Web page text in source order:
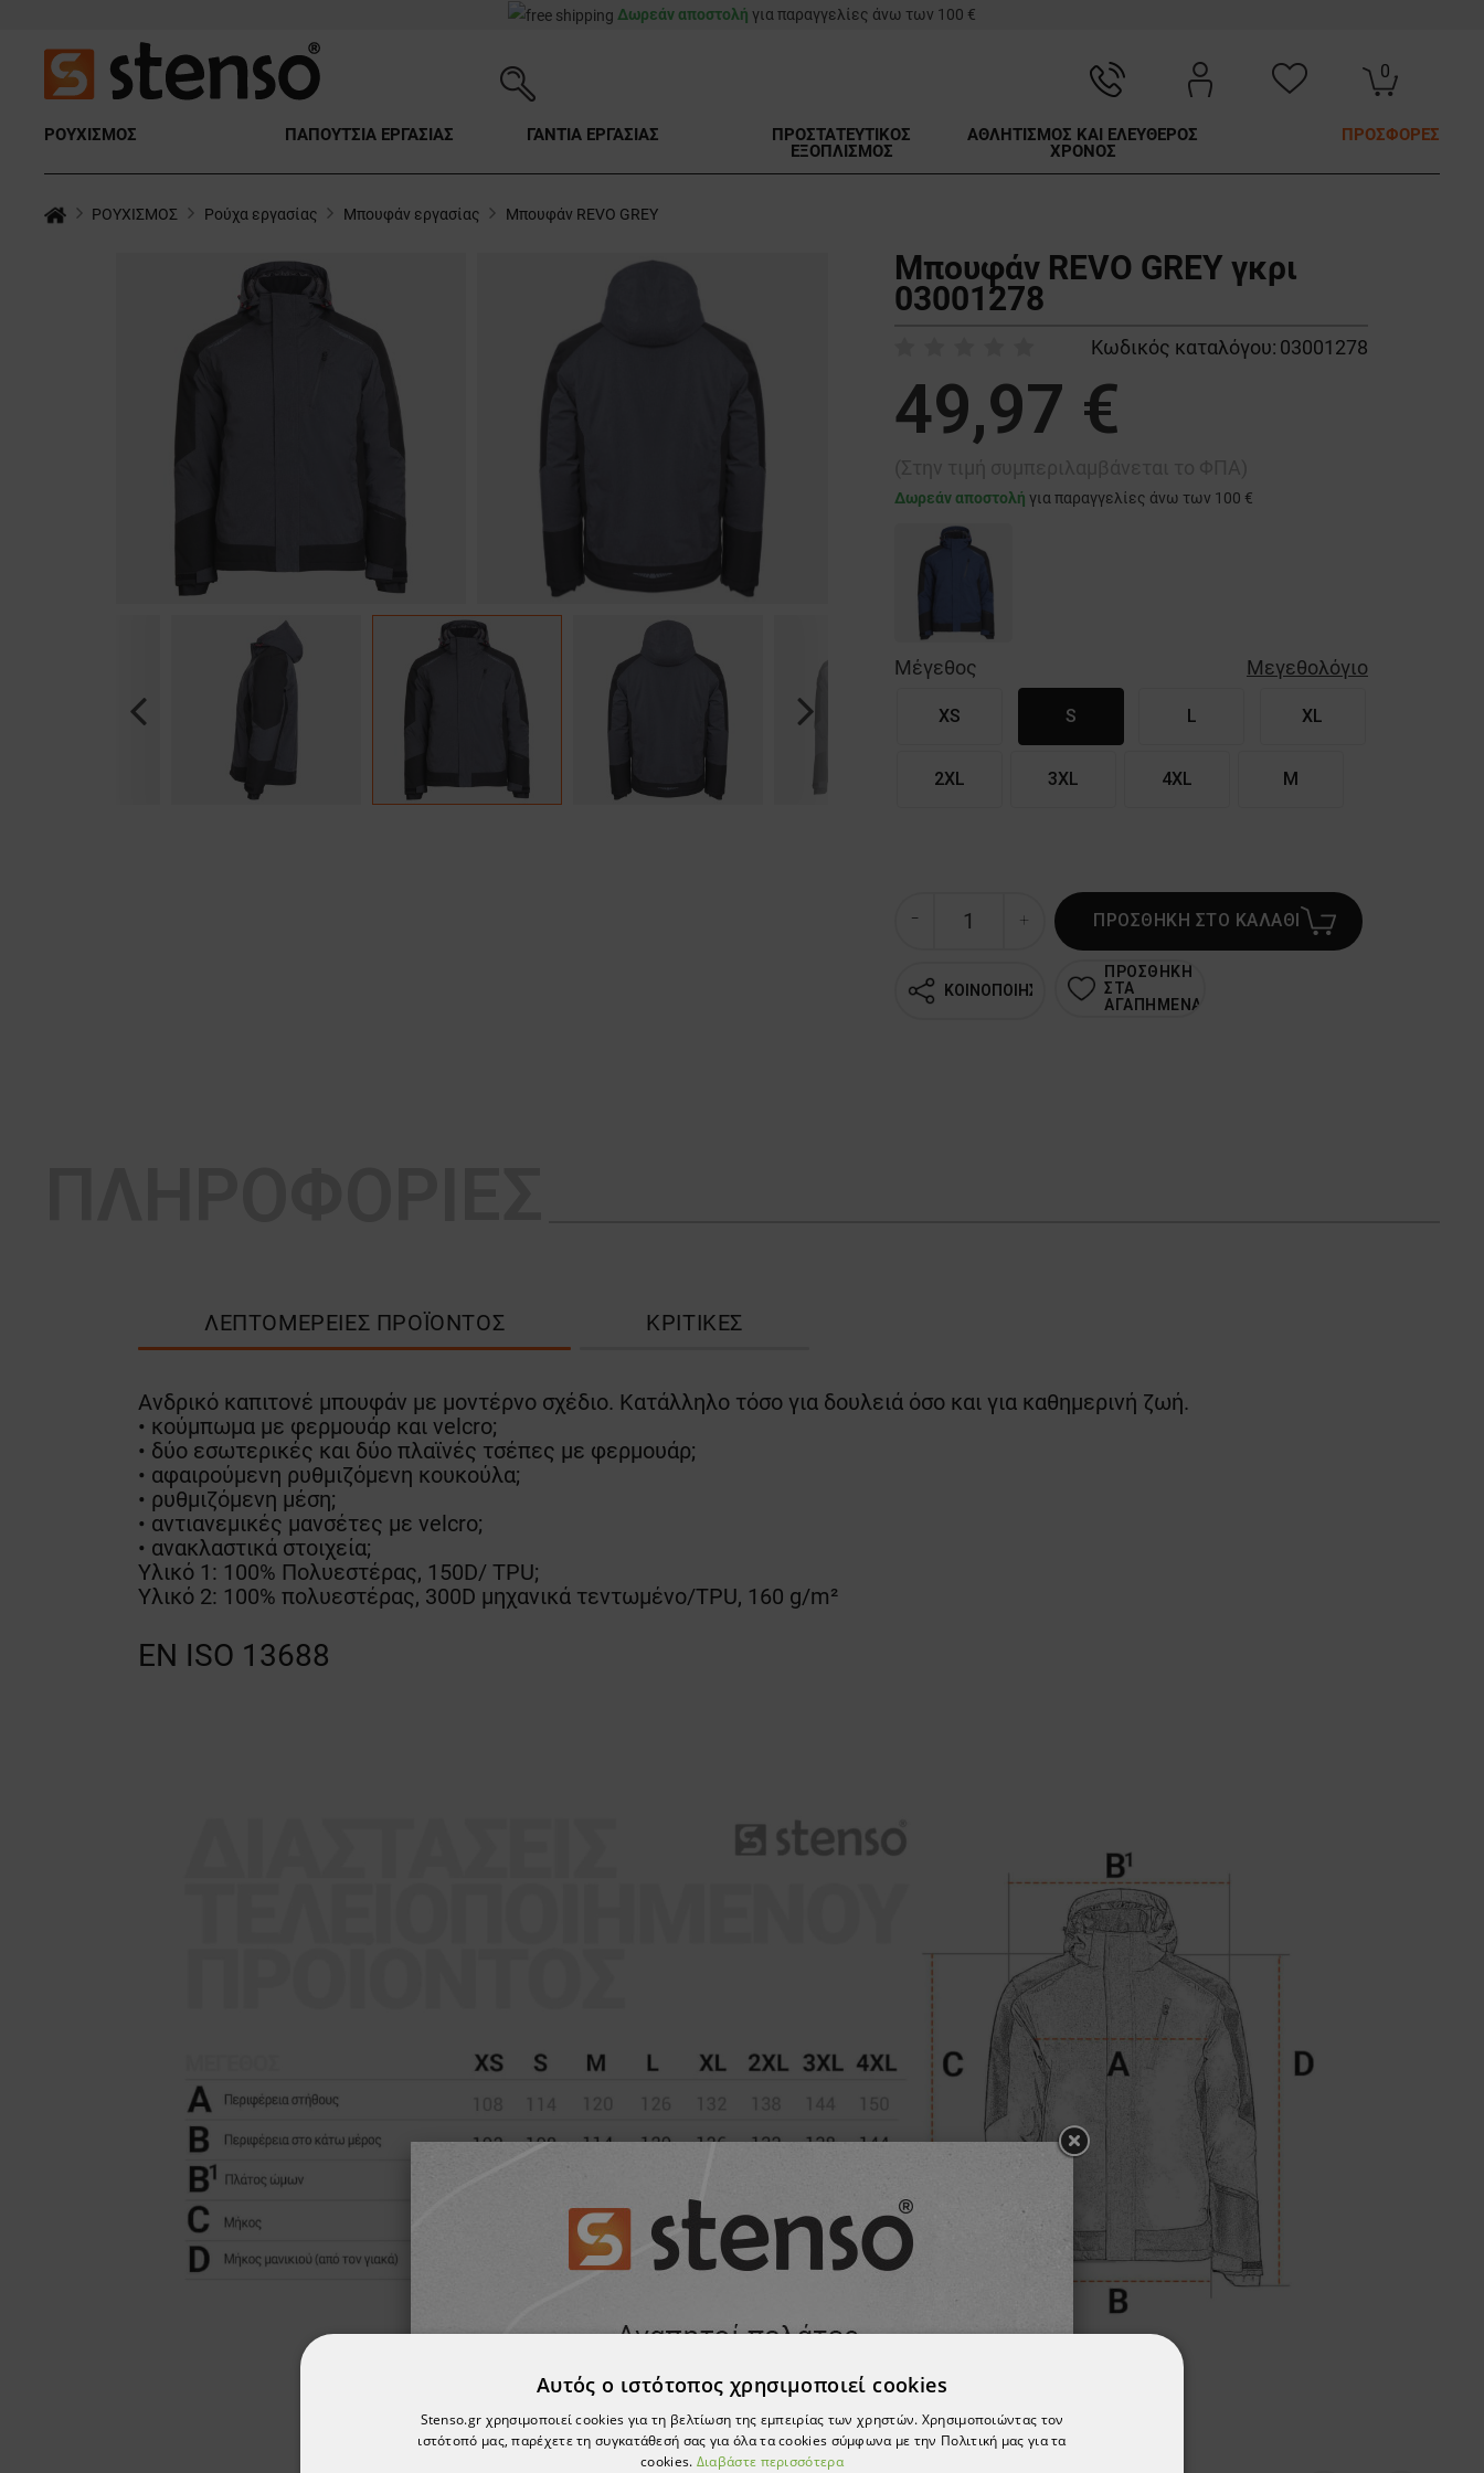
Δωρεάν αποστολή για παραγγελίες άνω των 100 €
0
ΡΟΥΧΙΣΜΟΣ ΠΑΠΟΥΤΣΙΑ ΕΡΓΑΣΙΑΣ ΓΑΝΤΙΑ ΕΡΓΑΣΙΑΣ
ΠΡΟΣΤΑΤΕΥΤΙΚΟΣ
ΕΞΟΠΛΙΣΜΟΣ
ΑΘΛΗΤΙΣΜΟΣ ΚΑΙ ΕΛΕΥΘΕΡΟΣ
ΧΡΟΝΟΣ
ΠΡΟΣΦΟΡΕΣ
ΡΟΥΧΙΣΜΟΣ Ρούχα εργασίας Μπουφάν εργασίας Μπουφάν REVO GREY
Previous Next
Μπουφάν REVO GREY γκρι
03001278
Κωδικός καταλόγου: 03001278
49,97 €
Δωρεάν αποστολή για παραγγελίες άνω των 100 €
Μέγεθος Μεγεθολόγιο
XS S L XL
2XL 3XL 4XL M
ΠΡΟΣΘΗΚΗ ΣΤΟ ΚΑΛΑΘΙ
ΚΟΙΝΟΠΟΙΗΣΗ
ΠΡΟΣΘΗΚΗ
ΣΤΑ
ΑΓΑΠΗΜΕΝΑ
ΛΕΠΤΟΜΈΡΕΙΕΣ ΠΡΟΪΌΝΤΟΣ ΚΡΙΤΙΚΈΣ
Ανδρικό καπιτονέ μπουφάν με μοντέρνο σχέδιο. Κατάλληλο τόσο για δουλειά όσο και για καθημερινή ζωή.
• κούμπωμα με φερμουάρ και velcro;
• δύο εσωτερικές και δύο πλαϊνές τσέπες με φερμουάρ;
• αφαιρούμενη ρυθμιζόμενη κουκούλα;
• ρυθμιζόμενη μέση;
• αντιανεμικές μανσέτες με velcro;
• ανακλαστικά στοιχεία;
Υλικό 1: 100% Πολυεστέρας, 150D/ TPU;
Υλικό 2: 100% πολυεστέρας, 300D μηχανικά τεντωμένο/TPU, 160 g/m²
EN ISO 13688
Αυτός ο ιστότοπος χρησιμοποιεί cookies
Stenso.gr χρησιμοποιεί cookies για τη βελτίωση της εμπειρίας των χρηστών. Χρησιμοποιώντας τον
ιστότοπό μας, παρέχετε τη συγκατάθεσή σας για όλα τα cookies σύμφωνα με την Πολιτική μας για τα
cookies. Διαβάστε περισσότερα